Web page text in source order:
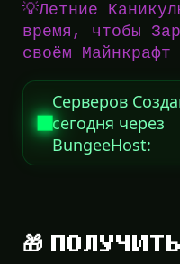
💡Летние
время, чтобы
своём Майнкрафт
Серверов
сегодня через
BungeeHost:
🎁